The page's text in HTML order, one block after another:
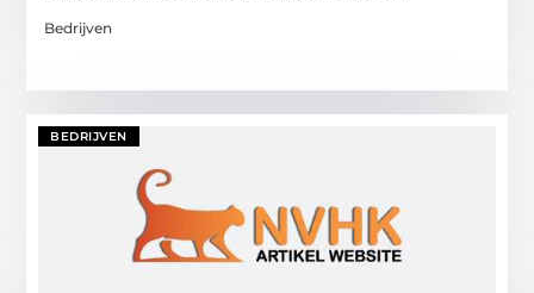
Bedrijven
BEDRIJVEN